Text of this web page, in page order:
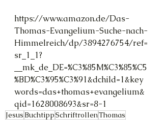
https://www.amazon.de/Das-
Thomas-Evangelium-Suche-nach-
Himmelreich/dp/3894276754/ref=
sr_1_1?
__mk_de_DE=%C3%85M%C3%85%C5
%BD%C3%95%C3%91&dchild=1&key
words=das+thomas+evangelium&
qid=1628008693&sr=8-1
Jesus BuchtippSchriftrollenThomas